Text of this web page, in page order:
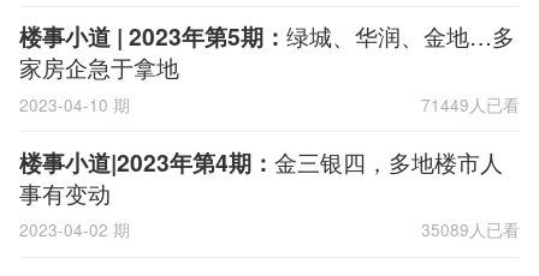
楼事小道 | 2023年第5期： 绿城、华润、金地…多
家房企急于拿地
2023-04-10 期 71449人已看
楼事小道|2023年第4期： 金三银四，多地楼市人
事有变动
2023-04-02 期 35089人已看